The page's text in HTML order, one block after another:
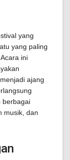
yang
yang paling
ini
ajang
berbagai
musik, dan